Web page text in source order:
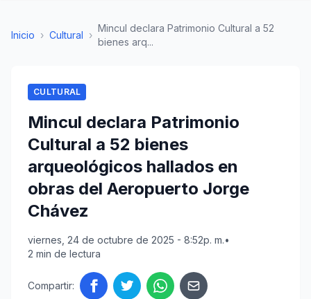
Inicio › Cultural ›
Mincul declara Patrimonio Cultural a 52
bienes arq...
CULTURAL
Mincul declara Patrimonio
Cultural a 52 bienes
arqueológicos hallados en
obras del Aeropuerto Jorge
Chávez
viernes, 24 de octubre de 2025 - 8:52p. m.•
2 min de lectura
Compartir: